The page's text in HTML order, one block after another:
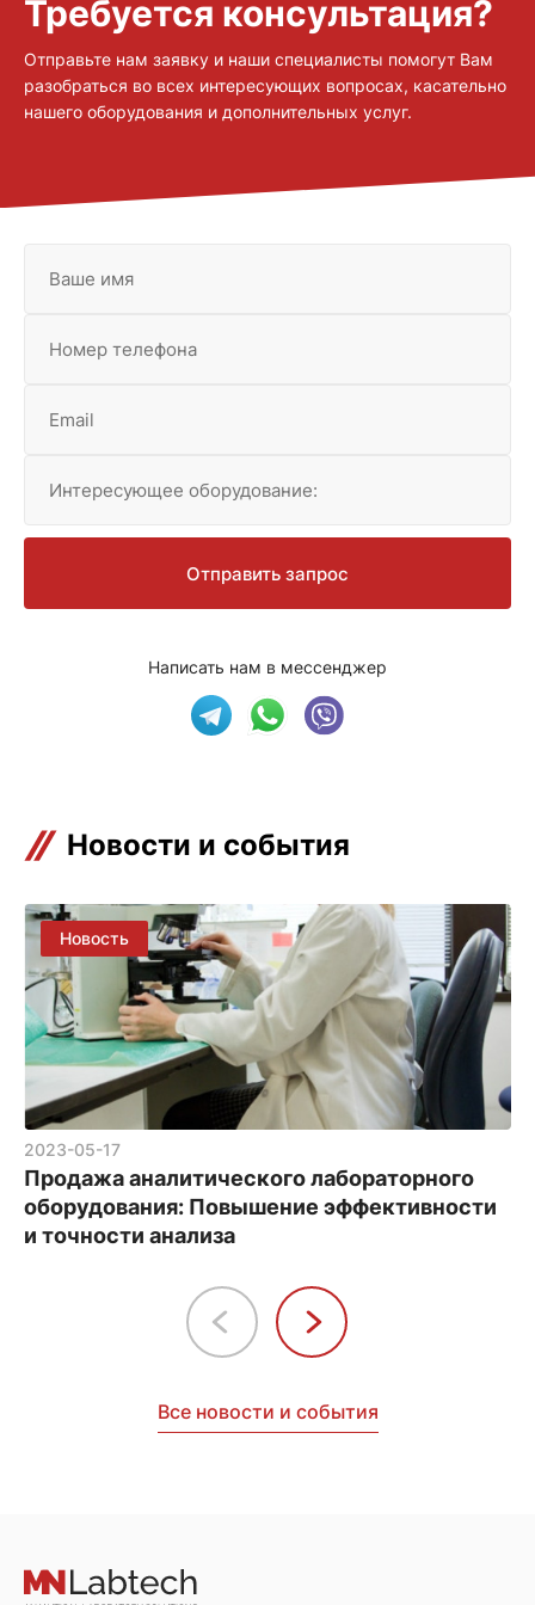
Требуется консультация?
Отправьте нам заявку и наши специалисты помогут Вам
разобраться во всех интересующих вопросах, касательно
нашего оборудования и дополнительных услуг.
Ваше имя
Номер телефона
Email
Интересующее оборудование:
Написать нам в мессенджер
Отправить запрос
Новости и события
2023-05-17
Продажа аналитического лабораторного
оборудования: Повышение эффективности
и точности анализа
Все новости и события